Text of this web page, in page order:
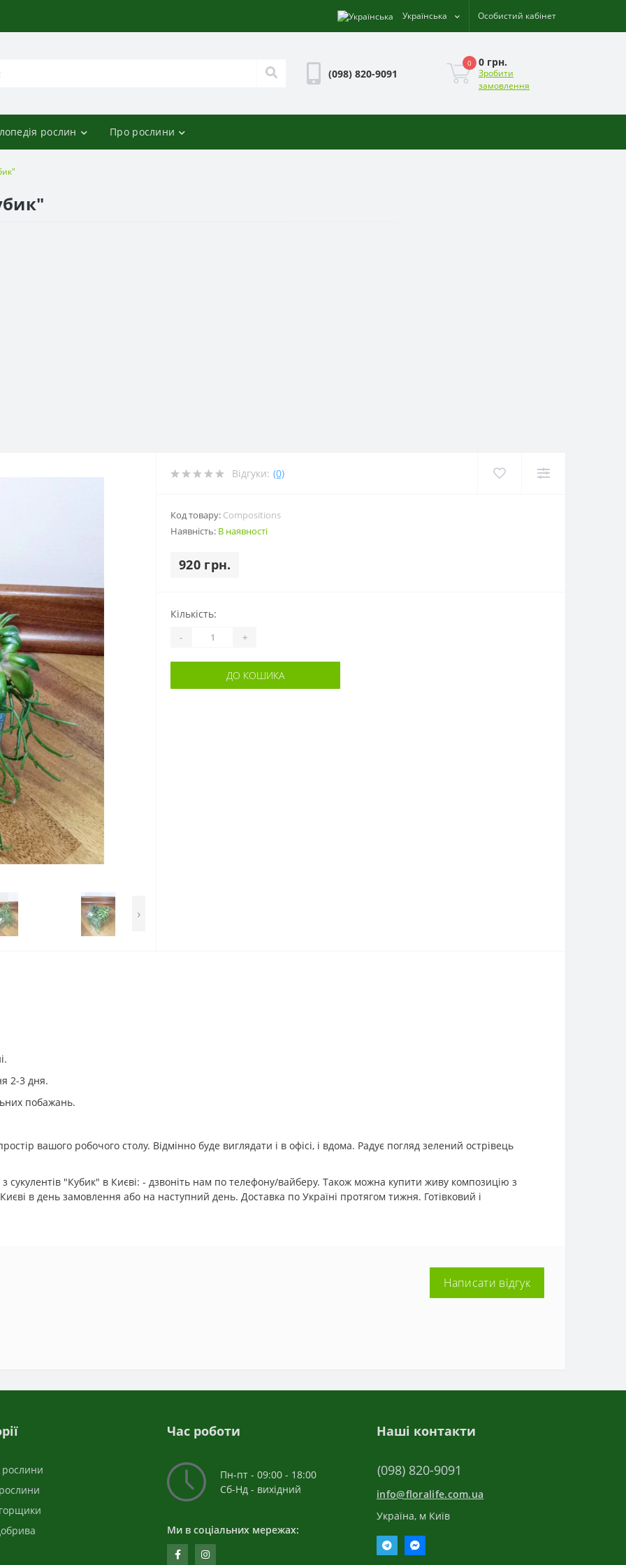
Українська Особистий кабінет
(098) 820-9091
0 0 грн.
Зробити
замовлення
рослин Про рослини
›
Відгуки: (0)
Код товару: Compositions
Наявність: В наявності
920 грн.
Кількість:
- +
ДО КОШИКА
2-3 дня.
побажань.
вашого робочого столу. Відмінно буде виглядати і в офісі, і вдома. Радує погляд зелений острівець
"Кубик" в Києві: - дзвоніть нам по телефону/вайберу. Також можна купити живу композицію з
в день замовлення або на наступний день. Доставка по Україні протягом тижня. Готівковий і
Написати відгук
рослини
горщики
Час роботи
Пн-пт - 09:00 - 18:00
Сб-Нд - вихідний
Ми в соціальних мережах:
Наші контакти
(098) 820-9091
info@floralife.com.ua
Україна, м Київ